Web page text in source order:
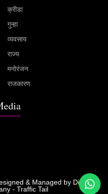
क्रीडा
गुन्हा
व्यवसाय
राज्य
मनोरंजन
राजकारण
& Managed by Digital
- Traffic Tail